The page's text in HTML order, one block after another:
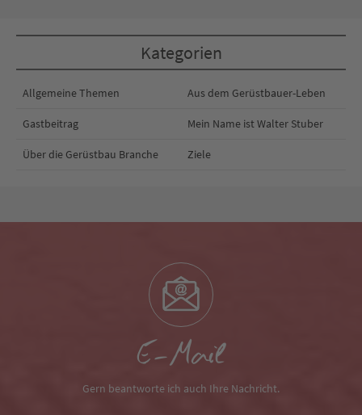
Kategorien
Allgemeine Themen Aus dem Gerüstbauer-Leben
Gastbeitrag Mein Name ist Walter Stuber
Über die Gerüstbau Branche Ziele
E-Mail
Gern beantworte ich auch Ihre Nachricht.